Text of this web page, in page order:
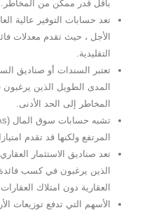
بأقل قدر ممكن من المخاطر.
تعد حسابات التوفير عالية
الأجل ، حيث تقدم معدلات
التقليدية.
تعتبر السندات أو صناديق
المدى الطويل الذين
المخاطر إلى الحد الأدنى.
المرتفع ولكنها قد تقدم
الذين يرغبون في كسب
العقارية دون امتلاك
الأسهم التي تدفع توزيعات